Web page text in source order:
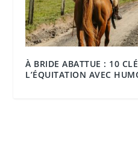
À BRIDE ABATTUE : 10
L’ÉQUITATION AVEC